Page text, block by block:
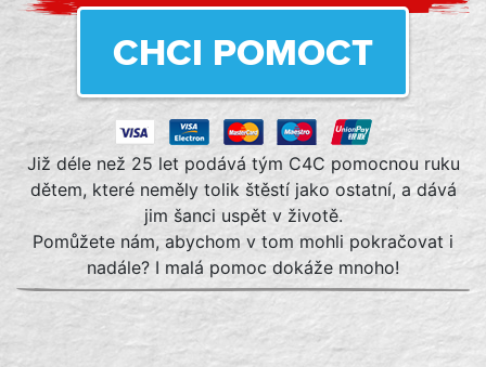
CHCI POMOCT
Již déle než 25 let podává tým C4C pomocnou ruku
dětem, které neměly tolik štěstí jako ostatní, a dává
jim šanci uspět v životě.
Pomůžete nám, abychom v tom mohli pokračovat i
nadále? I malá pomoc dokáže mnoho!